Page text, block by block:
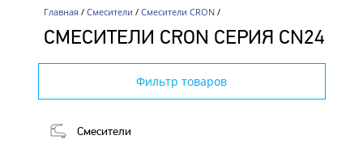
Главная/ Смесители / Смесители CRON/
СМЕСИТЕЛИ CRON СЕРИЯ CN24
Фильтр товаров
Смесители